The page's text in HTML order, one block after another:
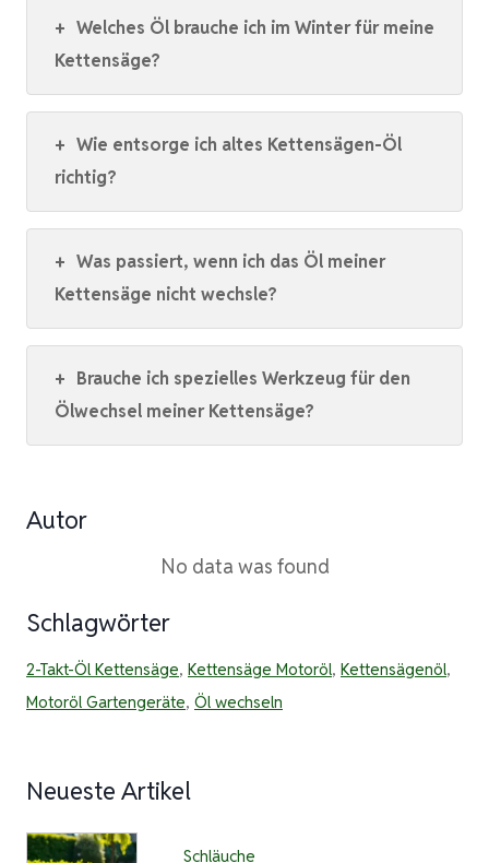
+ Welches Öl brauche ich im Winter für meine
Kettensäge?
+ Wie entsorge ich altes Kettensägen-Öl
richtig?
+ Was passiert, wenn ich das Öl meiner
Kettensäge nicht wechsle?
+ Brauche ich spezielles Werkzeug für den
Ölwechsel meiner Kettensäge?
Autor
No data was found
Schlagwörter
2-Takt-Öl Kettensäge, Kettensäge Motoröl, Kettensägenöl,
Motoröl Gartengeräte, Öl wechseln
Neueste Artikel
Schläuche